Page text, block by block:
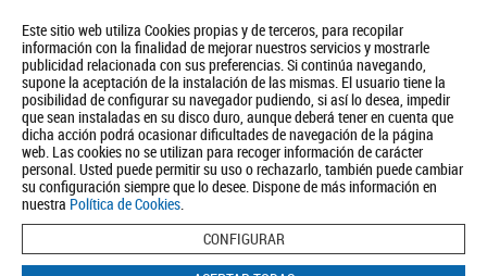
Este sitio web utiliza Cookies propias y de terceros, para recopilar
información con la finalidad de mejorar nuestros servicios y mostrarle
publicidad relacionada con sus preferencias. Si continúa navegando,
supone la aceptación de la instalación de las mismas. El usuario tiene la
posibilidad de configurar su navegador pudiendo, si así lo desea, impedir
que sean instaladas en su disco duro, aunque deberá tener en cuenta que
dicha acción podrá ocasionar dificultades de navegación de la página
web. Las cookies no se utilizan para recoger información de carácter
personal. Usted puede permitir su uso o rechazarlo, también puede cambiar
su configuración siempre que lo desee. Dispone de más información en
nuestra Política de Cookies.
CONFIGURAR
Quiénes somos Turismo Política de Privacidad Aviso Legal
Política de Cookies
BUSCAR